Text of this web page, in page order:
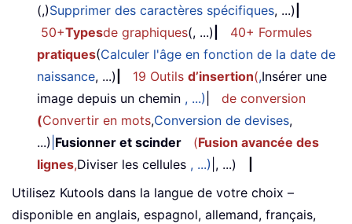
(,)Supprimer des caractères spécifiques, ...)
50+Typesde graphiques(, ...)
40+ Formules
pratiques(Calculer l'âge en fonction de la date de
naissance, ...) 19 Outils d’insertion(,Insérer une
image depuis un chemin , ...)
de conversion
(Convertir en mots,Conversion de devises,
...) Fusionner et scinder (Fusion avancée des
lignes,Diviser les cellules , ...) |, ...)
Utilisez Kutools dans la langue de votre choix –
disponible en anglais, espagnol, allemand, français,